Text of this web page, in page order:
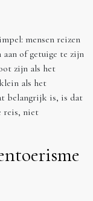
mensen reizen
aan of getuige te zijn
zijn als het
als het
belangrijk is, is dat
reis, niet